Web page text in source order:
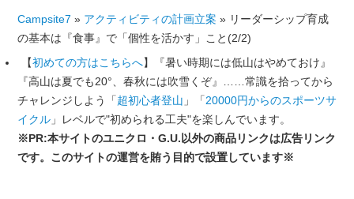
Campsite7 » アクティビティの計画立案 » リーダーシップ育成
の基本は『食事』で「個性を活かす」こと(2/2)
【初めての方はこちらへ】『暑い時期には低山はやめておけ』
『高山は夏でも20°、春秋には吹雪くぞ』……常識を拾ってから
チャレンジしよう「超初心者登山 」「20000円からのスポーツサ
イクル」レベルで"初められる工夫"を楽しんでいます。
※PR:本サイトのユニクロ・G.U.以外の商品リンクは広告リンク
です。このサイトの運営を賄う目的で設置しています※